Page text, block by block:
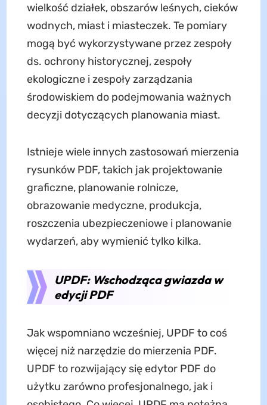
wielkość działek, obszarów leśnych, cieków
wodnych, miast i miasteczek. Te pomiary
mogą być wykorzystywane przez zespoły
ds. ochrony historycznej, zespoły
ekologiczne i zespoły zarządzania
środowiskiem do podejmowania ważnych
decyzji dotyczących planowania miast.
Istnieje wiele innych zastosowań mierzenia
rysunków PDF, takich jak projektowanie
graficzne, planowanie rolnicze,
obrazowanie medyczne, produkcja,
roszczenia ubezpieczeniowe i planowanie
wydarzeń, aby wymienić tylko kilka.
UPDF: Wschodząca gwiazda w
edycji PDF
Jak wspomniano wcześniej, UPDF to coś
więcej niż narzędzie do mierzenia PDF.
UPDF to rozwijający się edytor PDF do
użytku zarówno profesjonalnego, jak i